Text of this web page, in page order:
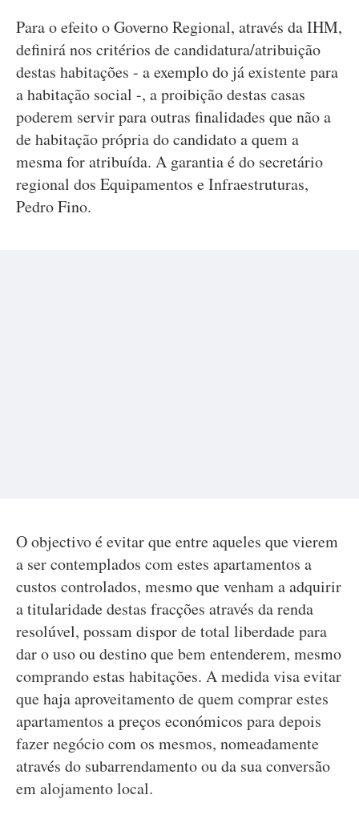
Para o efeito o Governo Regional, através da IHM,
definirá nos critérios de candidatura/atribuição
destas habitações - a exemplo do já existente para
a habitação social -, a proibição destas casas
poderem servir para outras finalidades que não a
de habitação própria do candidato a quem a
mesma for atribuída. A garantia é do secretário
regional dos Equipamentos e Infraestruturas,
Pedro Fino.
O objectivo é evitar que entre aqueles que vierem
a ser contemplados com estes apartamentos a
custos controlados, mesmo que venham a adquirir
a titularidade destas fracções através da renda
resolúvel, possam dispor de total liberdade para
dar o uso ou destino que bem entenderem, mesmo
comprando estas habitações. A medida visa evitar
que haja aproveitamento de quem comprar estes
apartamentos a preços económicos para depois
fazer negócio com os mesmos, nomeadamente
através do subarrendamento ou da sua conversão
em alojamento local.